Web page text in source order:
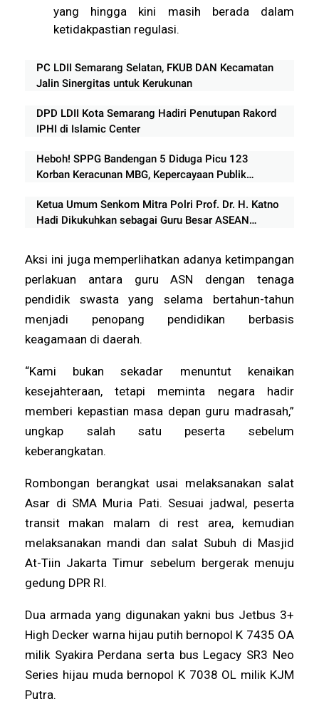
yang hingga kini masih berada dalam
ketidakpastian regulasi.
PC LDII Semarang Selatan, FKUB DAN Kecamatan
Jalin Sinergitas untuk Kerukunan
DPD LDII Kota Semarang Hadiri Penutupan Rakord
IPHI di Islamic Center
Heboh! SPPG Bandengan 5 Diduga Picu 123
Korban Keracunan MBG, Kepercayaan Publik
Ketua Umum Senkom Mitra Polri Prof. Dr. H. Katno
Hadi Dikukuhkan sebagai Guru Besar ASEAN
Aksi ini juga memperlihatkan adanya ketimpangan
perlakuan antara guru ASN dengan tenaga
pendidik swasta yang selama bertahun-tahun
menjadi penopang pendidikan berbasis
keagamaan di daerah.
“Kami bukan sekadar menuntut kenaikan
kesejahteraan, tetapi meminta negara hadir
memberi kepastian masa depan guru madrasah,”
ungkap salah satu peserta sebelum
keberangkatan.
Rombongan berangkat usai melaksanakan salat
Asar di SMA Muria Pati. Sesuai jadwal, peserta
transit makan malam di rest area, kemudian
melaksanakan mandi dan salat Subuh di Masjid
At-Tiin Jakarta Timur sebelum bergerak menuju
gedung DPR RI.
Dua armada yang digunakan yakni bus Jetbus 3+
High Decker warna hijau putih bernopol K 7435 OA
milik Syakira Perdana serta bus Legacy SR3 Neo
Series hijau muda bernopol K 7038 OL milik KJM
Putra.